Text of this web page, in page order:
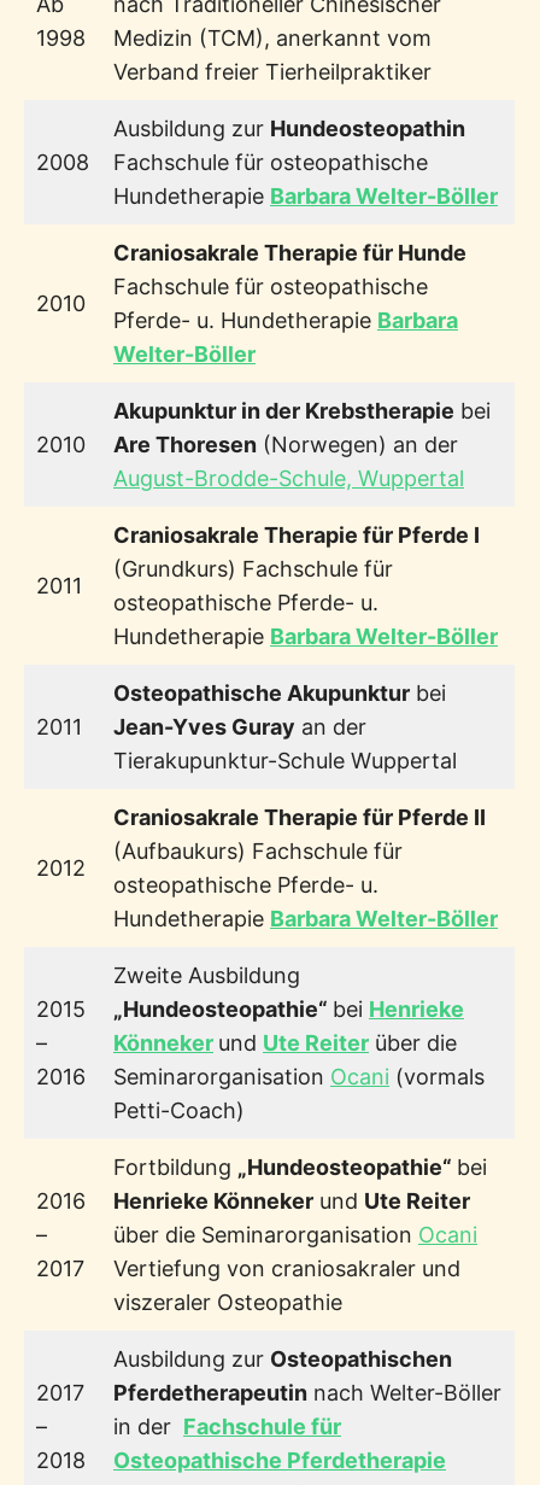
1998
Medizin (TCM), anerkannt vom
Verband freier Tierheilpraktiker
2008
Ausbildung zur Hundeosteopathin
Fachschule für osteopathische
Hundetherapie Barbara Welter-Böller
2010
Craniosakrale Therapie für Hunde
Fachschule für osteopathische
Pferde- u. Hundetherapie Barbara
Welter-Böller
2010
Akupunktur in der Krebstherapie bei
Are Thoresen (Norwegen) an der
August-Brodde-Schule, Wuppertal
2011
Craniosakrale Therapie für Pferde I
(Grundkurs) Fachschule für
osteopathische Pferde- u.
Hundetherapie Barbara Welter-Böller
2011
Osteopathische Akupunktur bei
Jean-Yves Guray an der
Tierakupunktur-Schule Wuppertal
2012
Craniosakrale Therapie für Pferde II
(Aufbaukurs) Fachschule für
osteopathische Pferde- u.
Hundetherapie Barbara Welter-Böller
2015
–
2016
Zweite Ausbildung
„Hundeosteopathie“ bei Henrieke
Könneker und Ute Reiter über die
Seminarorganisation Ocani (vormals
Petti-Coach)
2016
–
2017
Fortbildung „Hundeosteopathie“ bei
Henrieke Könneker und Ute Reiter
über die Seminarorganisation Ocani
Vertiefung von craniosakraler und
viszeraler Osteopathie
2017
–
2018
Ausbildung zur Osteopathischen
Pferdetherapeutin nach Welter-Böller
in der Fachschule für
Osteopathische Pferdetherapie